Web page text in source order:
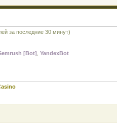
за последние 30 минут)
[Bot] YandexBot